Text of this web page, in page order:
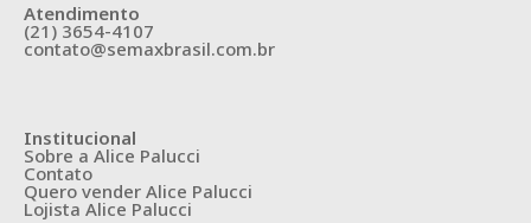
Atendimento
(21) 3654-4107
contato@semaxbrasil.com.br
Institucional
Sobre a Alice Palucci
Contato
Quero vender Alice Palucci
Lojista Alice Palucci